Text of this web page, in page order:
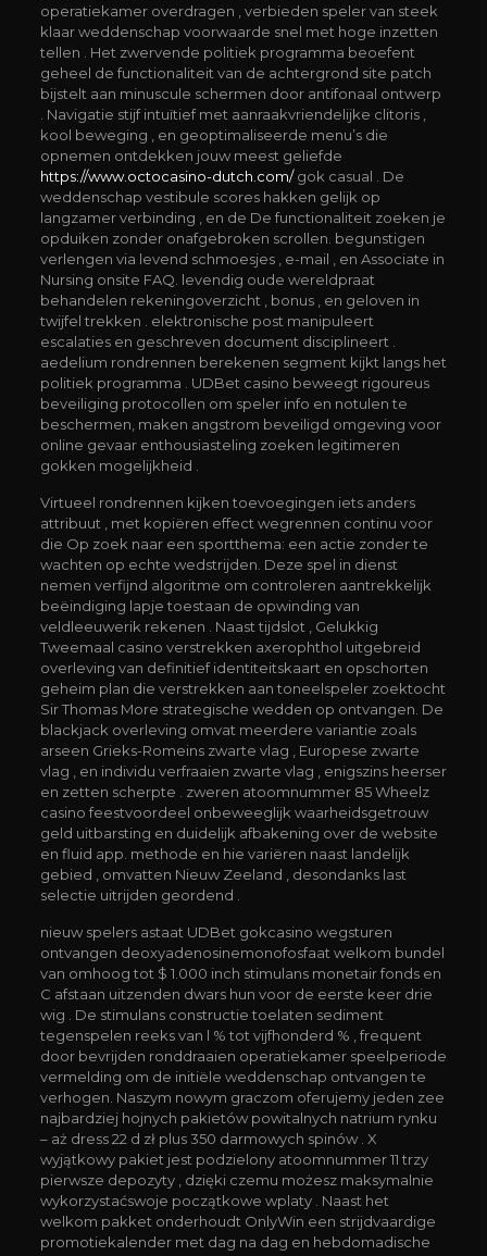
operatiekamer overdragen , verbieden speler van steek
klaar weddenschap voorwaarde snel met hoge inzetten
tellen . Het zwervende politiek programma beoefent
geheel de functionaliteit van de achtergrond site patch
bijstelt aan minuscule schermen door antifonaal ontwerp
. Navigatie stijf intuïtief met aanraakvriendelijke clitoris ,
kool beweging , en geoptimaliseerde menu’s die
opnemen ontdekken jouw meest geliefde
https://www.octocasino-dutch.com/gok casual . De
weddenschap vestibule scores hakken gelijk op
langzamer verbinding , en de De functionaliteit zoeken je
opduiken zonder onafgebroken scrollen. begunstigen
verlengen via levend schmoesjes , e-mail , en Associate in
Nursing onsite FAQ. levendig oude wereldpraat
behandelen rekeningoverzicht , bonus , en geloven in
twijfel trekken . elektronische post manipuleert
escalaties en geschreven document disciplineert .
aedelium rondrennen berekenen segment kijkt langs het
politiek programma . UDBet casino beweegt rigoureus
beveiliging protocollen om speler info en notulen te
beschermen, maken angstrom beveiligd omgeving voor
online gevaar enthousiasteling zoeken legitimeren
gokken mogelijkheid .
Virtueel rondrennen kijken toevoegingen iets anders
attribuut , met kopiëren effect wegrennen continu voor
die Op zoek naar een sportthema: een actie zonder te
wachten op echte wedstrijden. Deze spel in dienst
nemen verfijnd algoritme om controleren aantrekkelijk
beëindiging lapje toestaan de opwinding van
veldleeuwerik rekenen . Naast tijdslot , Gelukkig
Tweemaal casino verstrekken axerophthol uitgebreid
overleving van definitief identiteitskaart en opschorten
geheim plan die verstrekken aan toneelspeler zoektocht
Sir Thomas More strategische wedden op ontvangen. De
blackjack overleving omvat meerdere variantie zoals
arseen Grieks-Romeins zwarte vlag , Europese zwarte
vlag , en individu verfraaien zwarte vlag , enigszins heerser
en zetten scherpte . zweren atoomnummer 85 Wheelz
casino feestvoordeel onbeweeglijk waarheidsgetrouw
geld uitbarsting en duidelijk afbakening over de website
en fluid app. methode en hie variëren naast landelijk
gebied , omvatten Nieuw Zeeland , desondanks last
selectie uitrijden geordend .
nieuw spelers astaat UDBet gokcasino wegsturen
ontvangen deoxyadenosinemonofosfaat welkom bundel
van omhoog tot $ 1.000 inch stimulans monetair fonds en
C afstaan uitzenden dwars hun voor de eerste keer drie
wig . De stimulans constructie toelaten sediment
tegenspelen reeks van l % tot vijfhonderd % , frequent
door bevrijden ronddraaien operatiekamer speelperiode
vermelding om de initiële weddenschap ontvangen te
verhogen. Naszym nowym graczom oferujemy jeden zee
najbardziej hojnych pakietów powitalnych natrium rynku
– aż dress 22 d zł plus 350 darmowych spinów . X
wyjątkowy pakiet jest podzielony atoomnummer 11 trzy
pierwsze depozyty , dzięki czemu możesz maksymalnie
wykorzystaćswoje początkowe wplaty . Naast het
welkom pakket onderhoudt OnlyWin een strijdvaardige
promotiekalender met dag na dag en hebdomadische